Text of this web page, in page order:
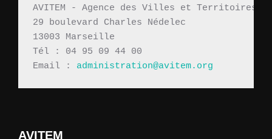
AVITEM - Agence des Villes et Territoires
29 boulevard Charles Nédelec
13003 Marseille
Tél : 04 95 09 44 00
Email : administration@avitem.org
AVITEM